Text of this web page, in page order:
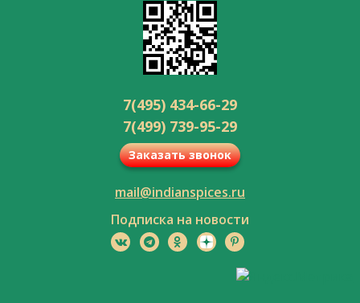
7(495) 434-66-29
7(499) 739-95-29
Заказать звонок
mail@indianspices.ru
Подписка на новости